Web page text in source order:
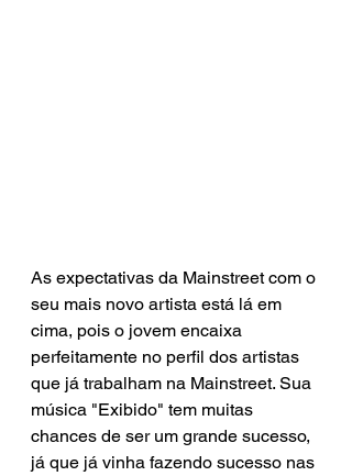
As expectativas da Mainstreet com o
seu mais novo artista está lá em
cima, pois o jovem encaixa
perfeitamente no perfil dos artistas
que já trabalham na Mainstreet. Sua
música "Exibido" tem muitas
chances de ser um grande sucesso,
já que já vinha fazendo sucesso nas